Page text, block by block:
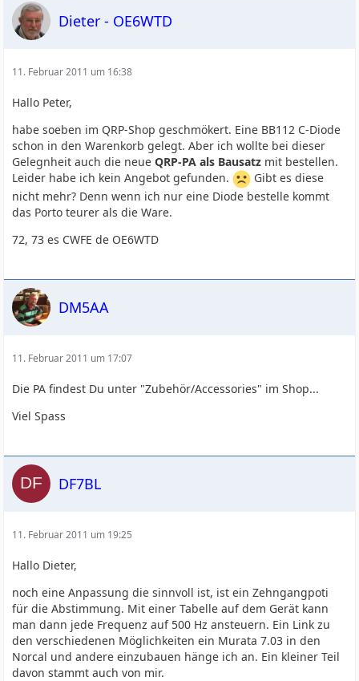
Dieter - OE6WTD
11. Februar 2011 um 16:38
Hallo Peter,
habe soeben im QRP-Shop geschmökert. Eine BB112 C-Diode
schon in den Warenkorb gelegt. Aber ich wollte bei dieser
Gelegnheit auch die neueQRP-PA als Bausatz mit bestellen.
Leider habe ich kein Angebot gefunden.
Gibt es diese
nicht mehr? Denn wenn ich nur eine Diode bestelle kommt
das Porto teurer als die Ware.
72, 73 es CWFE de OE6WTD
DM5AA
11. Februar 2011 um 17:07
Die PA findest Du unter "Zubehör/Accessories" im Shop...
Viel Spass
DF7BL
11. Februar 2011 um 19:25
Hallo Dieter,
noch eine Anpassung die sinnvoll ist, ist ein Zehngangpoti
für die Abstimmung. Mit einer Tabelle auf dem Gerät kann
man dann jede Frequenz auf 500 Hz ansteuern. Ein Link zu
den verschiedenen Möglichkeiten ein Murata 7.03 in den
Norcal und andere einzubauen hänge ich an. Ein kleiner Teil
davon stammt auch von mir.